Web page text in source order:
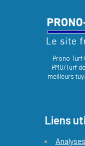
Prono
PMU/Turf
meilleurs
Liens